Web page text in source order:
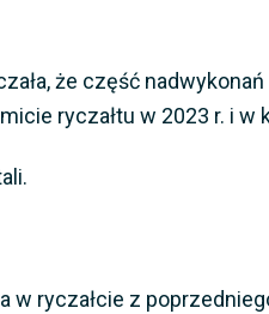
że część
ryczałtu w 2023 r. i w
w ryczałcie z